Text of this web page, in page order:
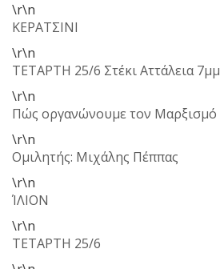
\r\n
ΚΕΡΑΤΣΙΝΙ
\r\n
ΤΕΤΑΡΤΗ 25/6 Στέκι Αττάλεια 7μμ
\r\n
Πώς οργανώνουμε τον Μαρξισμό
\r\n
Ομιλητής: Μιχάλης Πέππας
\r\n
ΊΛΙΟΝ
\r\n
ΤΕΤΑΡΤΗ 25/6